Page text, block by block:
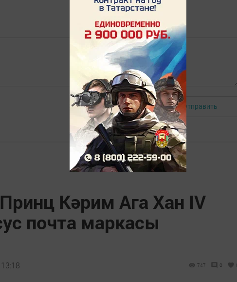
Авторизоваться Отправить
Кәрим Ага Хан IV
почта маркасы
747 0